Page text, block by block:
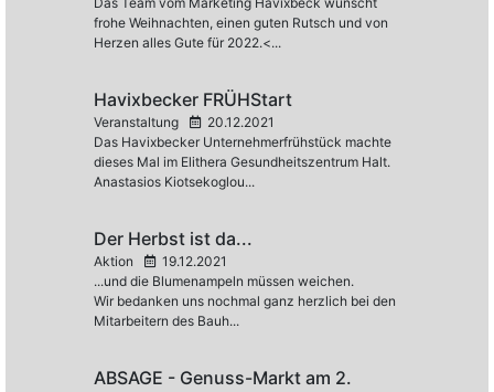
frohe Weihnachten, einen guten Rutsch und von
Herzen alles Gute für 2022.<...
Havixbecker FRÜHStart
Veranstaltung
20.12.2021
Das Havixbecker Unternehmerfrühstück machte
dieses Mal im Elithera Gesundheitszentrum Halt.
Anastasios Kiotsekoglou...
Der Herbst ist da...
Aktion
19.12.2021
...und die Blumenampeln müssen weichen.
Wir bedanken uns nochmal ganz herzlich bei den
Mitarbeitern des Bauh...
ABSAGE - Genuss-Markt am 2.